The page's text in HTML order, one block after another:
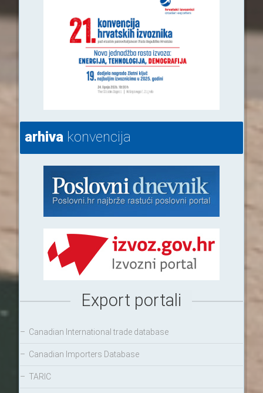
arhivakonvencija
Export portali
– Canadian International trade database
– Canadian Importers Database
– TARIC